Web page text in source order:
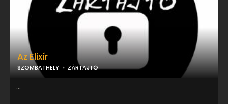
Az Elixír
SZOMBATHELY ZÁRTAJTÓ
...